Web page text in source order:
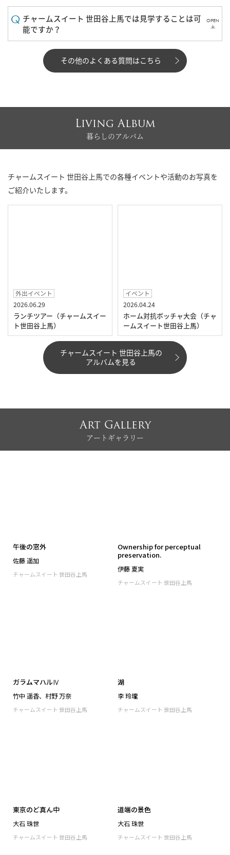
チャームスイート 世田谷上馬では見学することは可
能ですか？
OPEN
その他のよくある質問はこちら
Living Album
暮らしのアルバム
チャームスイート 世田谷上馬での各種イベントや活動のお写真を
ご紹介いたします。
外出イベント
2026.06.29
ランチツアー（チャームスイー
ト世田谷上馬）
イベント
2026.04.24
ホーム対抗ボッチャ大会（チャ
ームスイート世田谷上馬）
チャームスイート 世田谷上馬の
アルバムを見る
Art Gallery
アートギャラリー